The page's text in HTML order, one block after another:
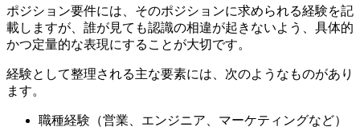
ポジション要件には、そのポジションに求められる経験を記
載しますが、誰が見ても認識の相違が起きないよう、具体的
かつ定量的な表現にすることが大切です。
経験として整理される主な要素には、次のようなものがあり
ます。
職種経験（営業、エンジニア、マーケティングなど）